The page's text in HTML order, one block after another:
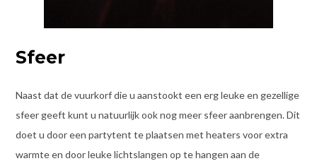
Sfeer
Naast dat de vuurkorf die u aanstookt een erg leuke en gezellige
sfeer geeft kunt u natuurlijk ook nog meer sfeer aanbrengen. Dit
doet u door een partytent te plaatsen met heaters voor extra
warmte en door leuke lichtslangen op te hangen aan de